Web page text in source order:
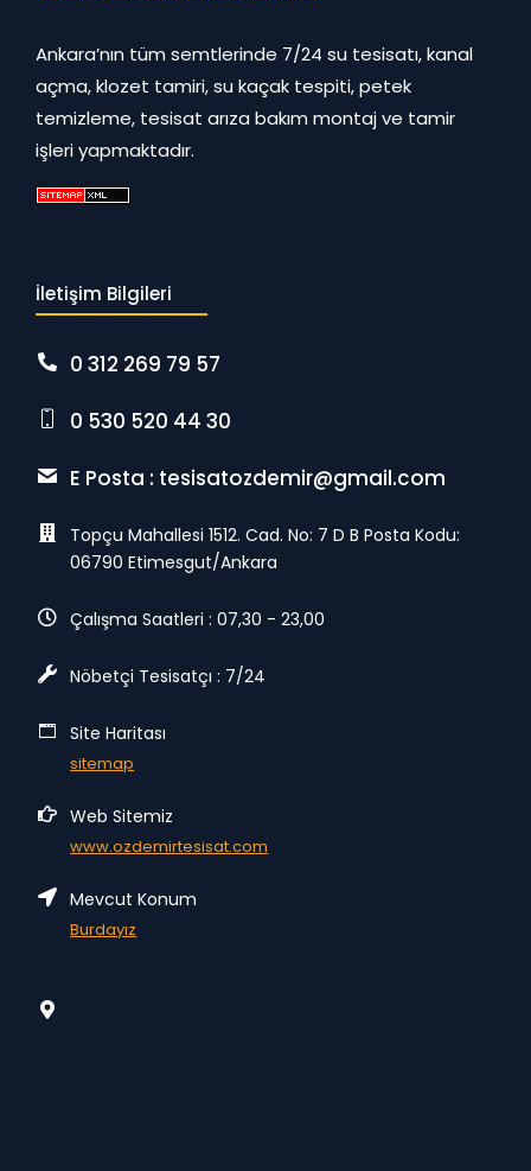
Ankara’nın tüm semtlerinde 7/24 su tesisatı, kanal
açma, klozet tamiri, su kaçak tespiti, petek
temizleme, tesisat arıza bakım montaj ve tamir
işleri yapmaktadır.
İletişim Bilgileri
0 312 269 79 57
0 530 520 44 30
E Posta : tesisatozdemir@gmail.com
Topçu Mahallesi 1512. Cad. No: 7 D B Posta Kodu:
06790 Etimesgut/Ankara
Çalışma Saatleri : 07,30 - 23,00
Nöbetçi Tesisatçı : 7/24
Site Haritası
sitemap
Web Sitemiz
www.ozdemirtesisat.com
Mevcut Konum
Burdayız